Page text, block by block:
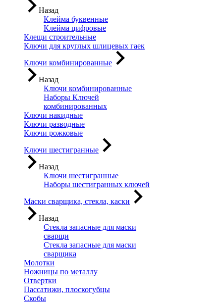
Назад
Клейма буквенные
Клейма цифровые
Клещи строительные
Ключи для круглых шлицевых гаек
Ключи комбинированные
Назад
Ключи комбинированные
Наборы Ключей
комбинированных
Ключи накидные
Ключи разводные
Ключи рожковые
Ключи шестигранные
Назад
Ключи шестигранные
Наборы шестигранных ключей
Маски сварщика, стекла, каски
Назад
Стекла запасные для маски
сварщи
Стекла запасные для маски
сварщика
Молотки
Ножницы по металлу
Отвертки
Пассатижи, плоскогубцы
Скобы